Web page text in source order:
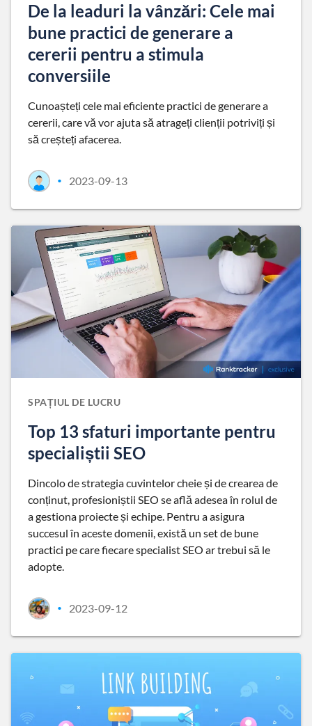
De la leaduri la vânzări: Cele mai
bune practici de generare a
cererii pentru a stimula
conversiile
Cunoașteți cele mai eficiente practici de generare a
cererii, care vă vor ajuta să atrageți clienții potriviți și
să creșteți afacerea.
• 2023-09-13
SPAȚIUL DE LUCRU
Top 13 sfaturi importante pentru
specialiștii SEO
Dincolo de strategia cuvintelor cheie și de crearea de
conținut, profesioniștii SEO se află adesea în rolul de
a gestiona proiecte și echipe. Pentru a asigura
succesul în aceste domenii, există un set de bune
practici pe care fiecare specialist SEO ar trebui să le
adopte.
• 2023-09-12